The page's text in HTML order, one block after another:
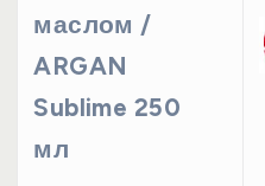
маслом /
ARGAN
Sublime 250
мл